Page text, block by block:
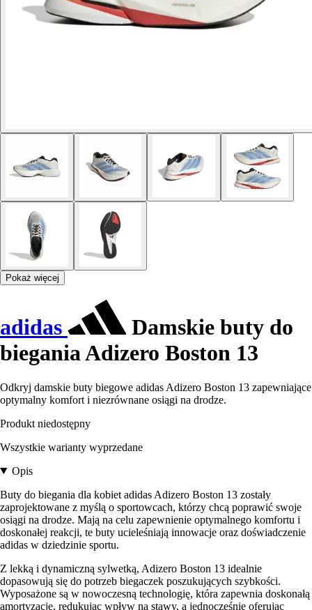
Pokaż więcej
adidas
Damskie buty do
biegania Adizero Boston 13
Odkryj damskie buty biegowe adidas Adizero Boston 13 zapewniające
optymalny komfort i niezrównane osiągi na drodze.
Produkt niedostępny
Wszystkie warianty wyprzedane
Opis
Buty do biegania dla kobiet adidas Adizero Boston 13 zostały
zaprojektowane z myślą o sportowcach, którzy chcą poprawić swoje
osiągi na drodze. Mają na celu zapewnienie optymalnego komfortu i
doskonałej reakcji, te buty ucieleśniają innowacje oraz doświadczenie
adidas w dziedzinie sportu.
Z lekką i dynamiczną sylwetką, Adizero Boston 13 idealnie
dopasowują się do potrzeb biegaczek poszukujących szybkości.
Wyposażone są w nowoczesną technologię, która zapewnia doskonałą
amortyzację, redukując wpływ na stawy, a jednocześnie oferując